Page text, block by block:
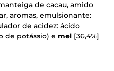
de cacau, amido
aromas, emulsionante:
de acidez: ácido
de potássio) e mel [36,4%]